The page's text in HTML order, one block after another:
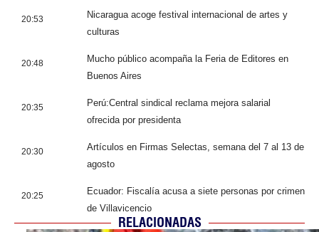
20:53
Nicaragua acoge festival internacional de artes y
culturas
20:48
Mucho público acompaña la Feria de Editores en
Buenos Aires
20:35
Perú:Central sindical reclama mejora salarial
ofrecida por presidenta
20:30
Artículos en Firmas Selectas, semana del 7 al 13 de
agosto
20:25
Ecuador: Fiscalía acusa a siete personas por crimen
de Villavicencio
RELACIONADAS